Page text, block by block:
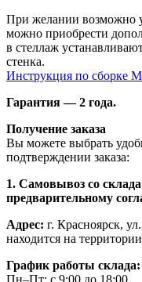
При желании возможно
можно приобрести
в стеллаж
стенка.
Инструкция по сборке
Гарантия — 2 года.
Получение заказа
Вы можете выбрать
подтверждении заказа:
1. Самовывоз со
предварительному
Адрес: г. Красноярск,
находится на
График работы склада:
Пн–Пт: с 9:00 до 18:00